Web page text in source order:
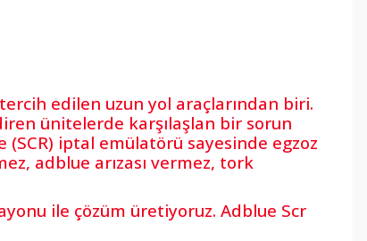
edilen uzun yol araçlarından biri.
ünitelerde karşılaşlan bir sorun
iptal emülatörü sayesinde egzoz
adblue arızası vermez, tork
ile çözüm üretiyoruz. Adblue Scr